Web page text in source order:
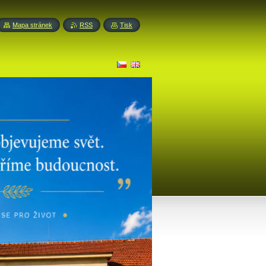
Mapa stránek RSS Tisk